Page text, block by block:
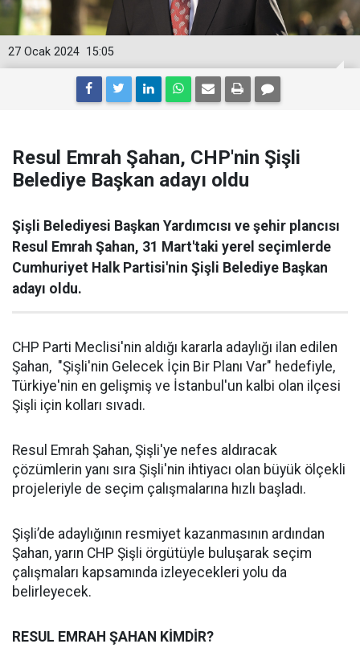
15:05
27 Ocak 2024
Resul Emrah Şahan, CHP'nin Şişli
Belediye Başkan adayı oldu
Şişli Belediyesi Başkan Yardımcısı ve şehir plancısı
Resul Emrah Şahan, 31 Mart'taki yerel seçimlerde
Cumhuriyet Halk Partisi'nin Şişli Belediye Başkan
adayı oldu.
CHP Parti Meclisi'nin aldığı kararla adaylığı ilan edilen
Şahan, "Şişli'nin Gelecek İçin Bir Planı Var" hedefiyle,
Türkiye'nin en gelişmiş ve İstanbul'un kalbi olan ilçesi
Şişli için kolları sıvadı.
Resul Emrah Şahan, Şişli'ye nefes aldıracak
çözümlerin yanı sıra Şişli'nin ihtiyacı olan büyük ölçekli
projeleriyle de seçim çalışmalarına hızlı başladı.
Şişli’de adaylığının resmiyet kazanmasının ardından
Şahan, yarın CHP Şişli örgütüyle buluşarak seçim
çalışmaları kapsamında izleyecekleri yolu da
belirleyecek.
RESUL EMRAH ŞAHAN KİMDİR?